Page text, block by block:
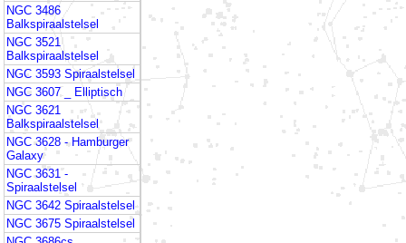
NGC 3486
Balkspiraalstelsel
NGC 3521
Balkspiraalstelsel
NGC 3593 Spiraalstelsel
NGC 3607 _ Elliptisch
NGC 3621
Balkspiraalstelsel
NGC 3628 - Hamburger
Galaxy
NGC 3631 -
Spiraalstelsel
NGC 3642 Spiraalstelsel
NGC 3675 Spiraalstelsel